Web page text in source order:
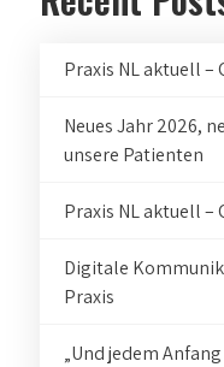
Praxis NL aktuell –
Neues Jahr 2026,
unsere Patienten
Praxis NL aktuell –
Digitale
Praxis
„Und jedem